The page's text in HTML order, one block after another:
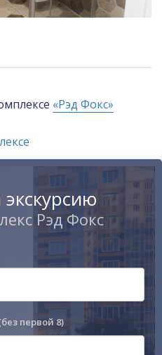
«Рэд Фокс»
Рэд Фокс
первой 8)